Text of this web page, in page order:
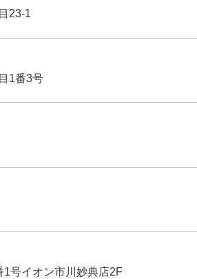
23-1
1番3号
号イオン市川妙典店2F